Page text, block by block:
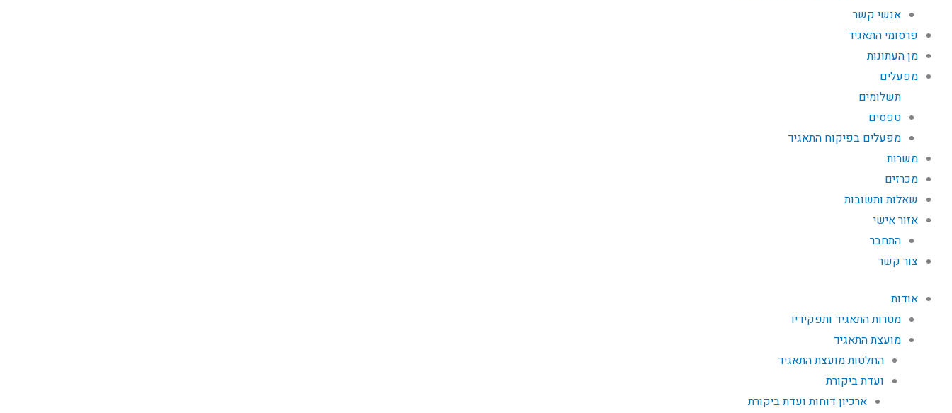
אנשי קשר
פרסומי התאגיד
מן העתונות
מפעלים
תשלומים
טפסים
מפעלים בפיקוח התאגיד
משרות
מכרזים
שאלות ותשובות
אזור אישי
התחבר
צור קשר
אודות
מטרות התאגיד ותפקידיו
מועצת התאגיד
החלטות מועצת התאגיד
ועדת ביקורת
ארכיון דוחות ועדת ביקורת